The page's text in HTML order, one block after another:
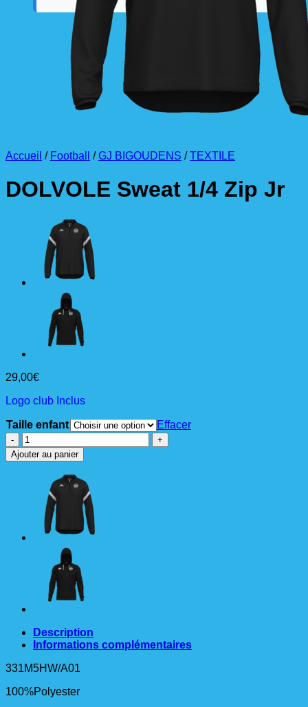
Accueil / Football / GJ BIGOUDENS / TEXTILE
DOLVOLE Sweat 1/4 Zip Jr
29,00€
Logo club Inclus
Taille enfant
Effacer
quantité
de
DOLVOLE
Ajouter au panier
Description
Informations complémentaires
331M5HW/A01
100%Polyester